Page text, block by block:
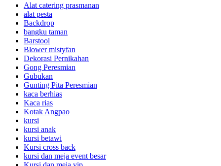
Alat catering prasmanan
alat pesta
Backdrop
bangku taman
Barstool
Blower mistyfan
Dekorasi Pernikahan
Gong Peresmian
Gubukan
Gunting Pita Peresmian
kaca berhias
Kaca rias
Kotak Angpao
kursi
kursi anak
kursi betawi
Kursi cross back
kursi dan meja event besar